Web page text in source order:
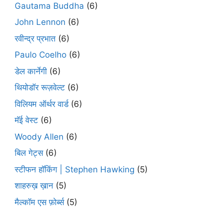
Gautama Buddha (6)
John Lennon (6)
रवीन्द्र प्रभात (6)
Paulo Coelho (6)
डेल कार्नेगी (6)
थियोडॉर रूज़वेल्ट (6)
विलियम ऑर्थर वार्ड(6)
मॅई वेस्ट (6)
Woody Allen (6)
बिल गेट्स(6)
स्टीफन हॉकिंग | Stephen Hawking (5)
शाहरुख़ ख़ान (5)
मैल्कॉम एस फ़ोर्ब्स(5)